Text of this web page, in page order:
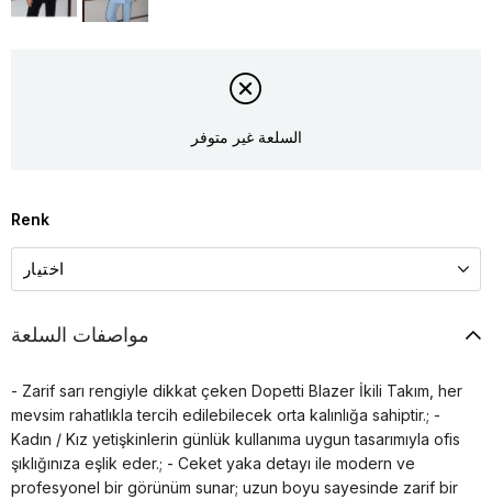
السلعة غير متوفر
Renk
مواصفات السلعة
- Zarif sarı rengiyle dikkat çeken Dopetti Blazer İkili Takım, her
mevsim rahatlıkla tercih edilebilecek orta kalınlığa sahiptir.; -
Kadın / Kız yetişkinlerin günlük kullanıma uygun tasarımıyla ofis
şıklığınıza eşlik eder.; - Ceket yaka detayı ile modern ve
profesyonel bir görünüm sunar; uzun boyu sayesinde zarif bir